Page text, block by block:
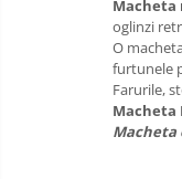
Macheta
oglinzi
O
furtunele
Farurile,
Macheta
Macheta